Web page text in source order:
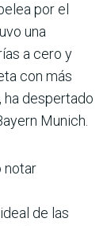
por el
una
a cero y
con más
ha despertado
Munich.
notar
de las